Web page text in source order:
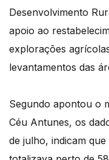
Desenvolvimento
apoio ao
explorações
levantamentos das
Segundo apontou o
Céu Antunes, os
de julho, indicam